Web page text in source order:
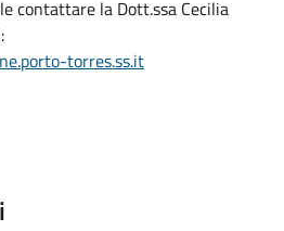
contattare la Dott.ssa Cecilia
torres.ss.it